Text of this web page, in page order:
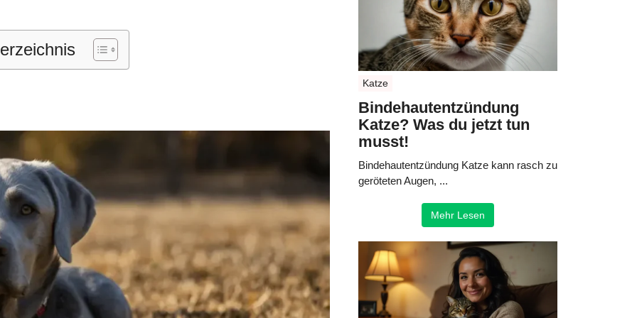
Katze
Bindehautentzündung
Katze? Was du jetzt tun
musst!
Bindehautentzündung Katze kann rasch zu
geröteten Augen, ...
Mehr Lesen